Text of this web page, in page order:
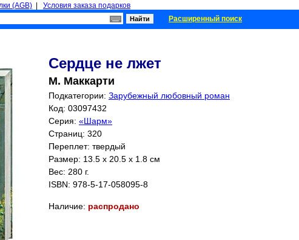
(AGB) Условия заказа подарков
Расширенный поиск
Сердце не лжет
М. Маккарти
Подкатегории: Зарубежный любовный роман
Код: 03097432
Серия: «Шарм»
Страниц: 320
Переплет: твердый
Размер: 13.5 x 20.5 x 1.8 см
Вес: 280 г.
ISBN: 978-5-17-058095-8
Наличие: распродано